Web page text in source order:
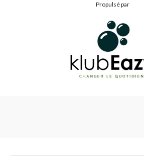
Propulsé par